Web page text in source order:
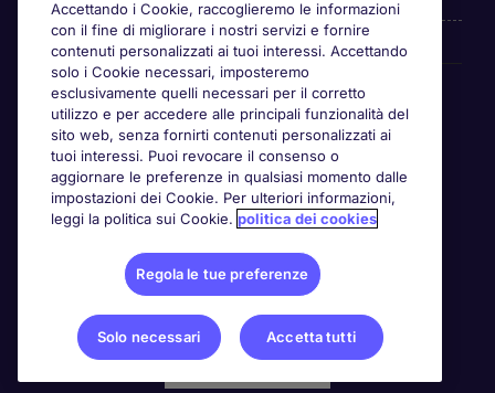
Awards
Accettando i Cookie, raccoglieremo le informazioni
con il fine di migliorare i nostri servizi e fornire
contenuti personalizzati ai tuoi interessi. Accettando
solo i Cookie necessari, imposteremo
esclusivamente quelli necessari per il corretto
utilizzo e per accedere alle principali funzionalità del
sito web, senza fornirti contenuti personalizzati ai
tuoi interessi. Puoi revocare il consenso o
aggiornare le preferenze in qualsiasi momento dalle
impostazioni dei Cookie. Per ulteriori informazioni,
leggi la politica sui Cookie. politica dei cookies
Regola le tue preferenze
Solo necessari Accetta tutti